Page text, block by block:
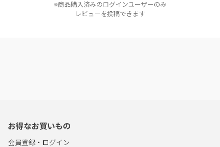
※商品購入済みのログインユーザーのみ
レビューを投稿できます
お得なお買いもの
会員登録・ログイン